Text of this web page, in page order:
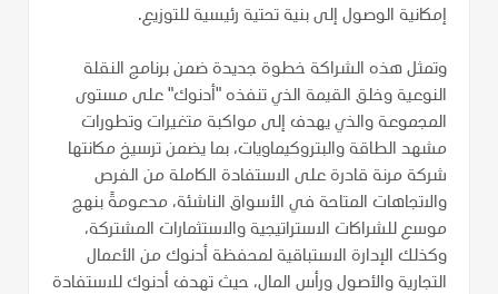
إمكانية الوصول إلى بنية تحتية رئيسية للتوزيع.
وتمثل هذه الشراكة خطوة جديدة ضمن برنامج النقلة
النوعية وخلق القيمة الذي تنفذه "أدنوك" على مستوى
المجموعة والذي يهدف إلى مواكبة متغيرات وتطورات
مشهد الطاقة والبتروكيماويات، بما يضمن ترسيخ مكانتها
شركة مرنة قادرة على الاستفادة الكاملة من الفرص
والاتجاهات المتاحة في الأسواق الناشئة، مدعومةً بنهج
موسع للشراكات الاستراتيجية والاستثمارات المشتركة،
وكذلك الإدارة الاستباقية لمحفظة أدنوك من الأعمال
التجارية والأصول ورأس المال، حيث تهدف أدنوك للاستفادة